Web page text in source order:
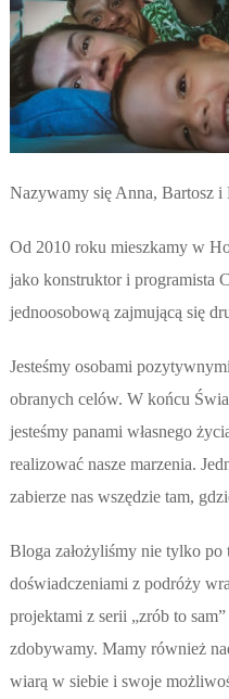
Nazywamy się Anna,
Od 2010 roku mieszkamy w
jako konstruktor i programista
jednoosobową zajmującą się
Jesteśmy osobami
obranych celów. W końcu
jesteśmy panami własnego
realizować nasze marzenia.
zabierze nas wszędzie tam,
Bloga założyliśmy nie tylko
doświadczeniami z podróży
projektami z serii „zrób to
zdobywamy. Mamy również
wiarą w siebie i swoje